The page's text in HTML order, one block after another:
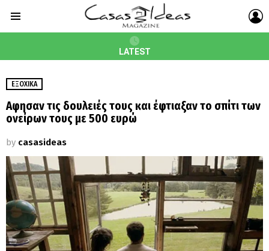
LATEST
ΕΞΟΧΙΚΆ
Αφησαν τις δουλειές τους και έφτιαξαν το σπίτι των
ονείρων τους με 500 ευρώ
by casasideas